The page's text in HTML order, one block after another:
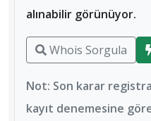
alınabilir görünüyor.
Whois Sorgula
Not: Son karar
kayıt denemesine